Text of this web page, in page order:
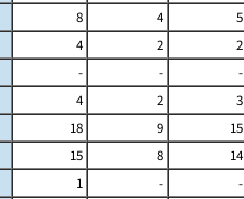
8 4 5
4 2 2
- - -
4 2 3
18 9 15
15 8 14
1 - -